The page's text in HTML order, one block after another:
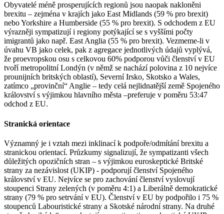
Obyvatelé méně prosperujících regionů jsou naopak nakloněni
brexitu – zejména v krajích jako East Midlands (59 % pro brexit)
nebo Yorkshire a Humberside (55 % pro brexit). S odchodem z EU
výrazněji sympatizují i regiony potýkající se s vyššími počty
imigrantů jako např. East Anglia (55 % pro brexit). Vezmeme-li v
úvahu VB jako celek, pak z agregace jednotlivých údajů vyplývá,
že proevropskou osu s celkovou 60% podporou vůči členství v EU
tvoří metropolitní Londýn (v němž se nachází polovina z 10 nejvíce
prounijních britských oblastí), Severní Irsko, Skotsko a Wales,
zatímco „provinční“ Anglie – tedy celá nejlidnatější země Spojeného
království s výjimkou hlavního města –preferuje v poměru 53:47
odchod z EU.
Stranická orientace
Významný je i vztah mezi inklinací k podpoře/odmítání brexitu a
stranickou orientací. Průzkumy signalizují, že sympatizanti všech
důležitých opozičních stran – s výjimkou euroskeptické Britské
strany za nezávislost (UKIP) - podporují členství Spojeného
království v EU. Nejvíce se pro zachování členství vyslovují
stoupenci Strany zelených (v poměru 4:1) a Liberálně demokratické
strany (79 % pro setrvání v EU). Členství v EU by podpořilo i 75 %
stoupenců Labouristické strany a Skotské národní strany. Na druhé